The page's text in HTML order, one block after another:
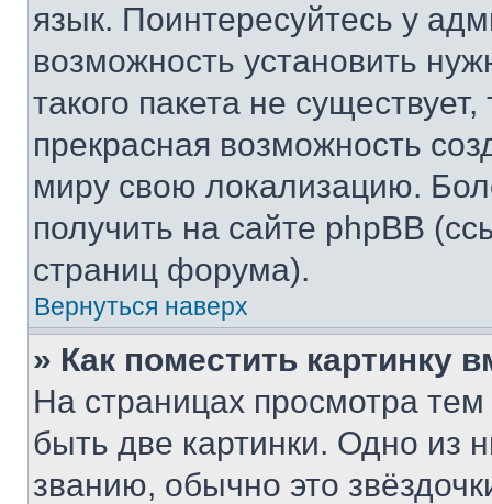
язык. Поинтересуйтесь у
возможность установить
такого пакета не
прекрасная возможность
миру свою локализацию.
получить на сайте phpBB
страниц форума).
Вернуться наверх
» Как поместить картинку
На страницах просмотра
быть две картинки. Одно из
званию, обычно это